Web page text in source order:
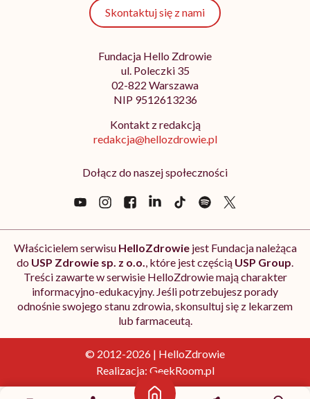
Strona główna
Skontaktuj się z nami
Fundacja Hello Zdrowie
ul. Poleczki 35
02-822 Warszawa
NIP 9512613236
Kontakt z redakcją
redakcja@hellozdrowie.pl
Dołącz do naszej społeczności
Właścicielem serwisu HelloZdrowiejest Fundacja należąca
do USP Zdrowie sp. z o.o. , które jest częścią USP Group
Treści zawarte w serwisie HelloZdrowie mają charakter
informacyjno-edukacyjny. Jeśli potrzebujesz porady
odnośnie swojego stanu zdrowia, skonsultuj się z lekarzem
lub farmaceutą.
© 2012-2026 | HelloZdrowie
Realizacja: GeekRoom.pl